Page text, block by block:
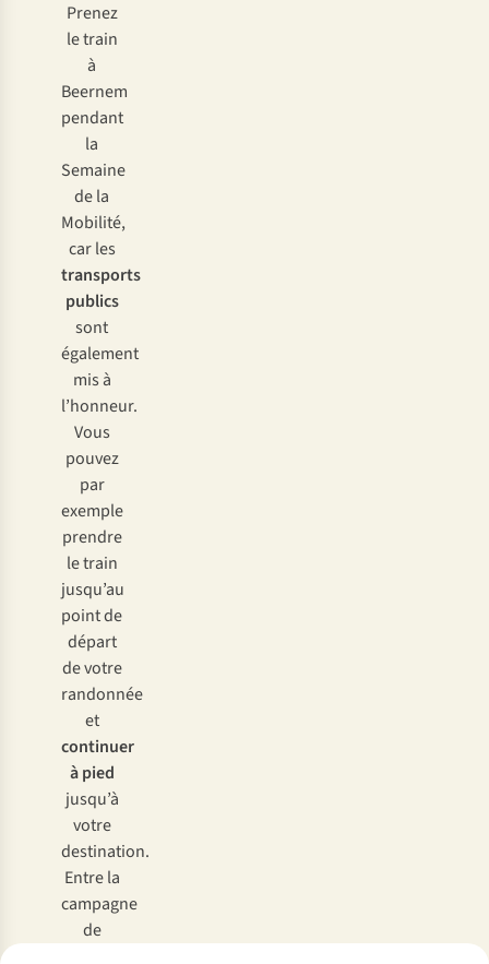
Prenez
le train
à
Beernem
pendant
la
Semaine
de la
Mobilité,
car les
transports
publics
sont
également
mis à
l’honneur.
Vous
pouvez
par
exemple
prendre
le train
jusqu’au
point de
départ
de votre
randonnée
et
continuer
à pied
jusqu’à
votre
destination.
Entre la
campagne
de